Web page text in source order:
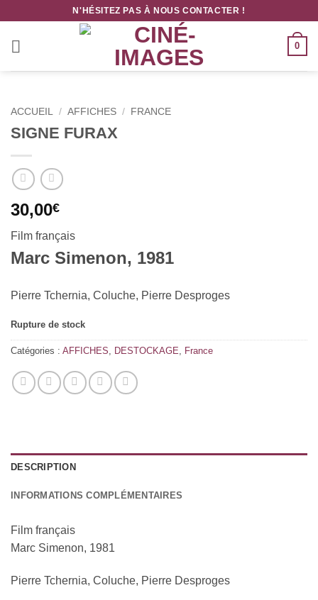
contenu
N'HÉSITEZ PAS À NOUS CONTACTER !
0
ACCUEIL / AFFICHES / FRANCE
SIGNE FURAX
30,00€
Film français
Marc Simenon, 1981
Pierre Tchernia, Coluche, Pierre Desproges
Rupture de stock
Catégories : AFFICHES DESTOCKAGE France
DESCRIPTION
INFORMATIONS COMPLÉMENTAIRES
Film français
Marc Simenon, 1981
Pierre Tchernia, Coluche, Pierre Desproges